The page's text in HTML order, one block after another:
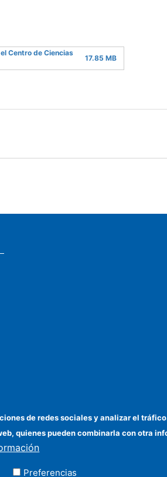
Centro de Ciencias
17.85 MB
de redes sociales y analizar el
quienes pueden combinarla con otra
Preferencias